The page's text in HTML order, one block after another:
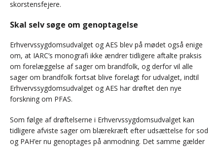
skorstensfejere.
Skal selv søge om genoptagelse
Erhvervssygdomsudvalget og AES blev på mødet også enige
om, at IARC’s monografi ikke ændrer tidligere aftalte praksis
om forelæggelse af sager om brandfolk, og derfor vil alle
sager om brandfolk fortsat blive forelagt for udvalget, indtil
Erhvervssygdomsudvalget og AES har drøftet den nye
forskning om PFAS.
Som følge af drøftelserne i Erhvervssygdomsudvalget kan
tidligere afviste sager om blærekræft efter udsættelse for sod
og PAH’er nu genoptages på anmodning. Det samme gælder